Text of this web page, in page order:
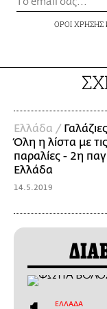
ΟΡΟΙ ΧΡΗΣΗΣ
Ελλάδα /
Όλη η λίστα με
παραλίες - 2η
Ελλάδα
14.5.2019
ΕΛΛΑΔΑ